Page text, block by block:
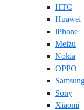
HTC
Huawei
iPhone
Meizu
Nokia
OPPO
Sony
Xiaomi